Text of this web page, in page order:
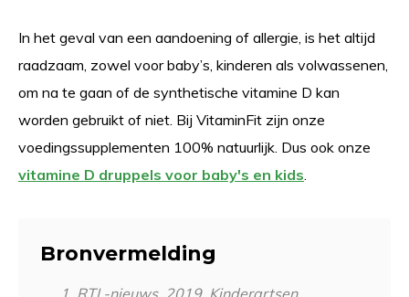
In het geval van een aandoening of allergie, is het altijd
raadzaam, zowel voor baby’s, kinderen als volwassenen,
om na te gaan of de synthetische vitamine D kan
worden gebruikt of niet. Bij VitaminFit zijn onze
voedingssupplementen 100% natuurlijk. Dus ook onze
vitamine D druppels voor baby's en kids.
Bronvermelding
RTL-nieuws, 2019. Kinderartsen